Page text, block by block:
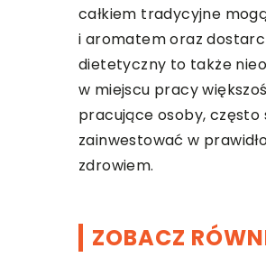
całkiem tradycyjne
i aromatem oraz
dietetyczny to także
w miejscu pracy
pracujące osoby,
zainwestować w
zdrowiem.
ZOBACZ